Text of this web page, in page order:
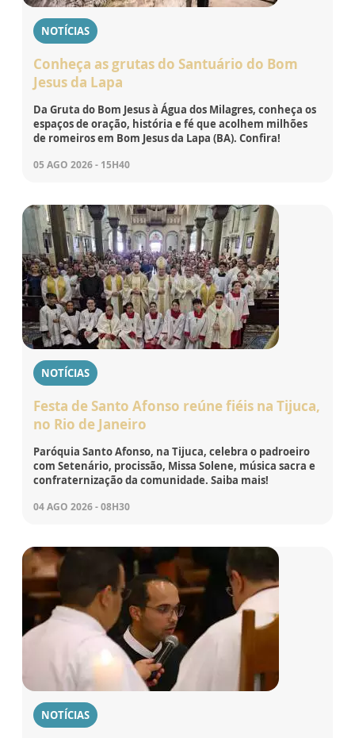
NOTÍCIAS
Conheça as grutas do Santuário do Bom
Jesus da Lapa
Da Gruta do Bom Jesus à Água dos Milagres, conheça os
espaços de oração, história e fé que acolhem milhões
de romeiros em Bom Jesus da Lapa (BA). Confira!
05 AGO 2026 - 15H40
NOTÍCIAS
Festa de Santo Afonso reúne fiéis na Tijuca,
no Rio de Janeiro
Paróquia Santo Afonso, na Tijuca, celebra o padroeiro
com Setenário, procissão, Missa Solene, música sacra e
confraternização da comunidade. Saiba mais!
04 AGO 2026 - 08H30
NOTÍCIAS